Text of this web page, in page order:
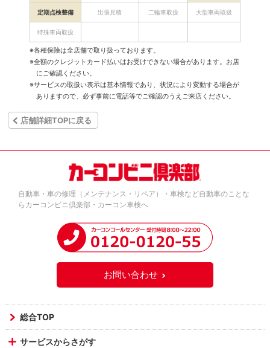
定期点検整備 出張見積 二輪車取扱 大型車両取扱
特殊車両取扱
※各種保険は全店舗で取り扱っております。
※全額のクレジットカード払いはお受けできない場合があります。お店
にご確認ください。
※サービスの取扱い表示は基本情報であり、状況により変動する場合が
ありますので、必ず事前に電話等でご確認のうえご来店ください。
店舗詳細TOPに戻る
自動車・車の修理（メンテナンス・リペア）・車検など自動車のことな
らカーコンビニ倶楽部・カーコン車検へ
お問い合わせ
総合TOP
サービスからさがす